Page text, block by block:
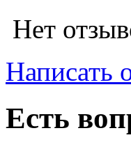
Нет
Написать
Есть